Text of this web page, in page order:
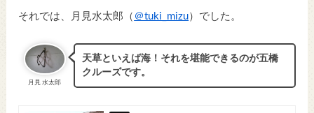
それでは、月見水太郎（ ＠tuki_mizu）でした。
月見 水太郎
天草といえば海！それを堪能できるのが五橋
クルーズです。